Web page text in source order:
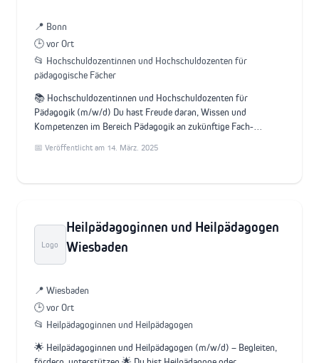
📍 Bonn
🕒 vor Ort
📂 Hochschuldozentinnen und Hochschuldozenten für
pädagogische Fächer
📚 Hochschuldozentinnen und Hochschuldozenten für
Pädagogik (m/w/d) Du hast Freude daran, Wissen und
Kompetenzen im Bereich Pädagogik an zukünftige Fach-…
📅 Veröffentlicht am 14. März. 2025
Logo
Heilpädagoginnen und Heilpädagogen
Wiesbaden
📍 Wiesbaden
🕒 vor Ort
📂 Heilpädagoginnen und Heilpädagogen
🌟 Heilpädagoginnen und Heilpädagogen (m/w/d) – Begleiten,